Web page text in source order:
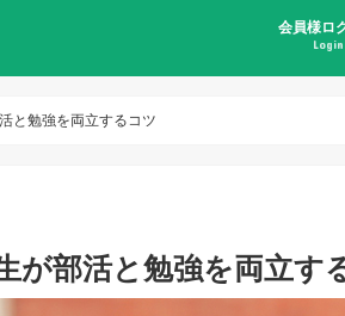
会員様ロ
Login
と勉強を両立するコツ
が部活と勉強を両立す